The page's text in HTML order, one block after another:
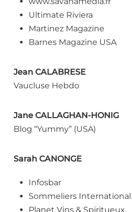
Ultimate Riviera
Martinez Magazine
Barnes Magazine USA
Jean CALABRESE
Vaucluse Hebdo
Jane CALLAGHAN-HONIG
Blog “Yummy” (USA)
Sarah CANONGE
Infosbar
Sommeliers International
Planet Vins & Spiritueux